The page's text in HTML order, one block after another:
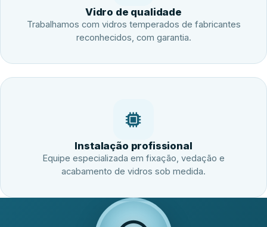
Vidro de qualidade
Trabalhamos com vidros temperados de fabricantes
reconhecidos, com garantia.
Instalação profissional
Equipe especializada em fixação, vedação e
acabamento de vidros sob medida.